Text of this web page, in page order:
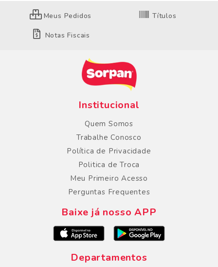
Meus Pedidos Títulos
Notas Fiscais
Institucional
Quem Somos
Trabalhe Conosco
Política de Privacidade
Politica de Troca
Meu Primeiro Acesso
Perguntas Frequentes
Baixe já nosso APP
Departamentos